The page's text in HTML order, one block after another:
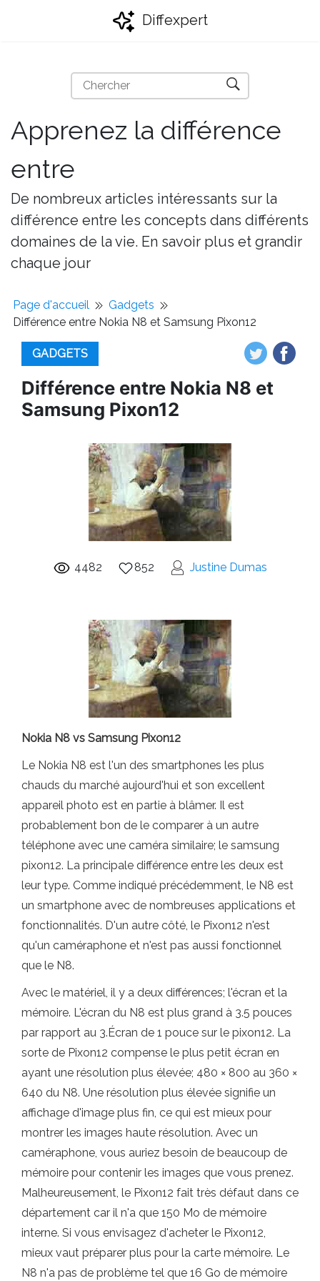
Diffexpert
Apprenez la différence
entre
De nombreux articles intéressants sur la
différence entre les concepts dans différents
domaines de la vie. En savoir plus et grandir
chaque jour
Page d'accueil
Gadgets
Différence entre Nokia N8 et Samsung Pixon12
GADGETS
Différence entre Nokia N8 et
Samsung Pixon12
4482 852 Justine Dumas
Nokia N8 vs Samsung Pixon12
Le Nokia N8 est l'un des smartphones les plus
chauds du marché aujourd'hui et son excellent
appareil photo est en partie à blâmer. Il est
probablement bon de le comparer à un autre
téléphone avec une caméra similaire; le samsung
pixon12. La principale différence entre les deux est
leur type. Comme indiqué précédemment, le N8 est
un smartphone avec de nombreuses applications et
fonctionnalités. D'un autre côté, le Pixon12 n'est
qu'un caméraphone et n'est pas aussi fonctionnel
que le N8.
Avec le matériel, il y a deux différences; l'écran et la
mémoire. L'écran du N8 est plus grand à 3.5 pouces
par rapport au 3.Écran de 1 pouce sur le pixon12. La
sorte de Pixon12 compense le plus petit écran en
ayant une résolution plus élevée; 480 × 800 au 360 ×
640 du N8. Une résolution plus élevée signifie un
affichage d'image plus fin, ce qui est mieux pour
montrer les images haute résolution. Avec un
caméraphone, vous auriez besoin de beaucoup de
mémoire pour contenir les images que vous prenez.
Malheureusement, le Pixon12 fait très défaut dans ce
département car il n'a que 150 Mo de mémoire
interne. Si vous envisagez d'acheter le Pixon12,
mieux vaut préparer plus pour la carte mémoire. Le
N8 n'a pas de problème tel que 16 Go de mémoire